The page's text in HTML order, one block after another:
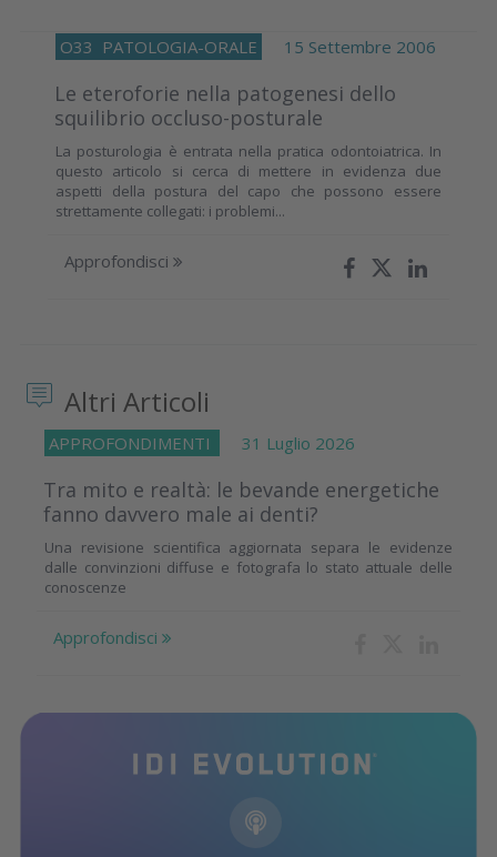
O33 PATOLOGIA-ORALE 15 Settembre 2006
Le eteroforie nella patogenesi dello
squilibrio occluso-posturale
La posturologia è entrata nella pratica odontoiatrica. In
questo articolo si cerca di mettere in evidenza due
aspetti della postura del capo che possono essere
strettamente collegati: i problemi...
Approfondisci
Altri Articoli
APPROFONDIMENTI 31 Luglio 2026
Tra mito e realtà: le bevande energetiche
fanno davvero male ai denti?
Una revisione scientifica aggiornata separa le evidenze
dalle convinzioni diffuse e fotografa lo stato attuale delle
conoscenze
Approfondisci